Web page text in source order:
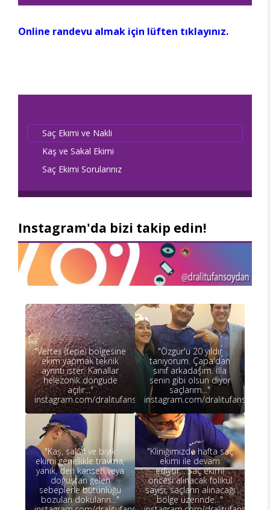
Online randevu almak için lüften tıklayınız.
Saç Ekimi ve Nakli
Kaş ve Sakal Ekimi
Saç Ekimi Sorularınız
Instagram'da bizi takip edin!
"Vertex (tepe) bölgesine
ekim yapmak teknik
ayrıntı ister. Kanallar
helezonik döngüde
açılır..."
instagram.com/dralitufansoydan
"Özgür'ü 20 yıldır
tanıyorum. Çapa'dan
sınıf arkadaşım. İlla
senin gibi olsun diyor
saçlarım..."
instagram.com/dralitufansoydan
"Kaş, sakal ve bıyık
ekimi genellikle travma,
yanık, deri kanseri veya
doğuştan gelen
sebeplerle bütünlüğü
bozulan dokuların..."
"Kliniğimizde hafta saç
ekimi ile devam
ediyor... Saç ekimi
öncesi alınacak folikül
sayısı, saçların alınacağı
bölge üzerinde..."